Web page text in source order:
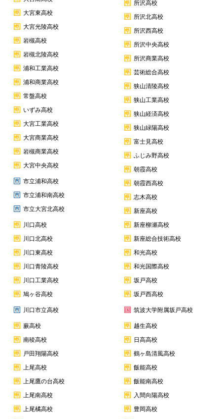
大宮東高校
大宮光陵高校
岩槻高校
岩槻北陵高校
浦和工業高校
浦和商業高校
常盤高校
いずみ高校
大宮工業高校
大宮商業高校
岩槻商業高校
大宮中央高校
市立浦和高校
市立浦和南高校
市立大宮北高校
川口高校
川口北高校
川口東高校
川口青陵高校
川口工業高校
鳩ヶ谷高校
川口市立高校
蕨高校
南稜高校
戸田翔陽高校
上尾高校
上尾鷹の台高校
上尾南高校
上尾橘高校
所沢高校
所沢北高校
所沢西高校
所沢中央高校
所沢商業高校
芸術総合高校
狭山清陵高校
狭山工業高校
狭山経済高校
狭山緑陽高校
富士見高校
ふじみ野高校
朝霞高校
朝霞西高校
志木高校
新座高校
新座柳瀬高校
新座総合技術高校
和光高校
和光国際高校
坂戸高校
坂戸西高校
筑波大学附属坂戸高校
越生高校
日高高校
鶴ヶ島清風高校
飯能高校
飯能南高校
入間向陽高校
豊岡高校